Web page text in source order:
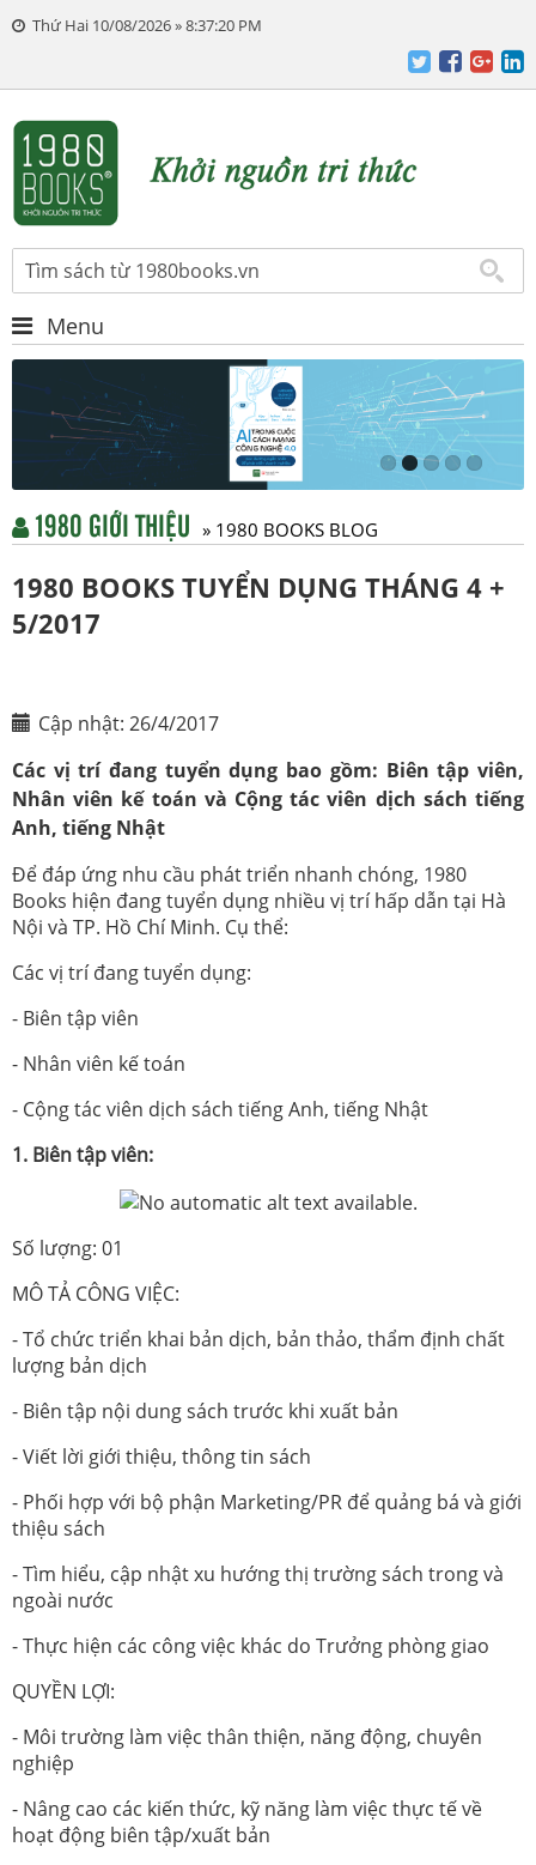
Thứ Hai 10/08/2026 » 8:37:20 PM
Menu
1980 GIỚI THIỆU » 1980 BOOKS BLOG
1980 BOOKS TUYỂN DỤNG THÁNG 4 +
5/2017
Cập nhật: 26/4/2017
Các vị trí đang tuyển dụng bao gồm: Biên tập viên,
Nhân viên kế toán và Cộng tác viên dịch sách tiếng
Anh, tiếng Nhật
Để đáp ứng nhu cầu phát triển nhanh chóng, 1980
Books hiện đang tuyển dụng nhiều vị trí hấp dẫn tại Hà
Nội và TP. Hồ Chí Minh. Cụ thể:
Các vị trí đang tuyển dụng:
- Biên tập viên
- Nhân viên kế toán
- Cộng tác viên dịch sách tiếng Anh, tiếng Nhật
1. Biên tập viên:
Số lượng: 01
MÔ TẢ CÔNG VIỆC:
- Tổ chức triển khai bản dịch, bản thảo, thẩm định chất
lượng bản dịch
- Biên tập nội dung sách trước khi xuất bản
- Viết lời giới thiệu, thông tin sách
- Phối hợp với bộ phận Marketing/PR để quảng bá và giới
thiệu sách
- Tìm hiểu, cập nhật xu hướng thị trường sách trong và
ngoài nước
- Thực hiện các công việc khác do Trưởng phòng giao
QUYỀN LỢI:
- Môi trường làm việc thân thiện, năng động, chuyên
nghiệp
- Nâng cao các kiến thức, kỹ năng làm việc thực tế về
hoạt động biên tập/xuất bản